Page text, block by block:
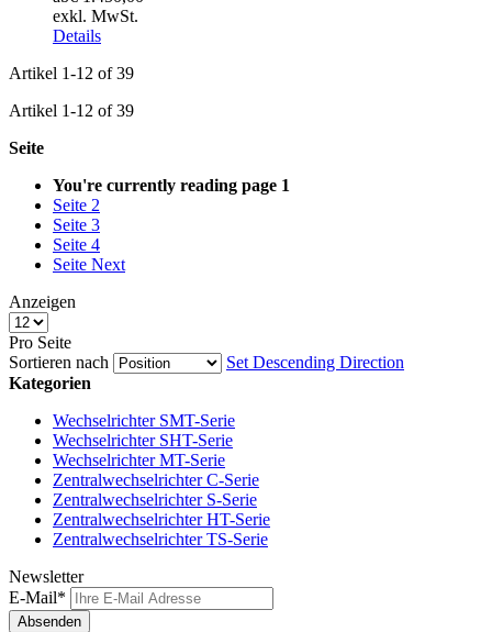
exkl. MwSt.
Details
Artikel 1-12 of39
Artikel 1-12 of39
Seite
You're currently reading page 1
Seite 2
Seite 3
Seite 4
Seite Next
Anzeigen
Pro Seite
Sortieren nach
Set Descending Direction
Kategorien
Wechselrichter SMT-Serie
Wechselrichter SHT-Serie
Wechselrichter MT-Serie
Zentralwechselrichter C-Serie
Zentralwechselrichter S-Serie
Zentralwechselrichter HT-Serie
Zentralwechselrichter TS-Serie
Newsletter
E-Mail*
Absenden